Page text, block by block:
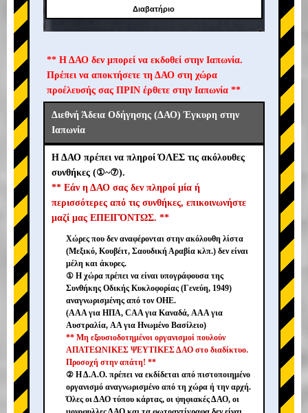
Διαβατήριο
** Η ΔΑΟ δεν μπορεί να εκδοθεί στην Ιαπωνία.
Πρέπει να αποκτήσετε τη ΔΑΟ στη χώρα
προέλευσής σας ΠΡΙΝ έρθετε στην Ιαπωνία **
Διεθνή Άδεια Οδήγησης (ΔΑΟ) Έγκυρη στην
Ιαπωνία
Η ΔΑΟ πρέπει να πληροί ΌΛΕΣ τις ακόλουθες
συνθήκες (①~⑦).
** Εάν η ΔΑΟ σας δεν πληροί μία ή
περισσότερες από τις συνθήκες, επικοινωνήστε
μαζί μας ΕΠΕΙΓΌΝΤΩΣ. **
Χώρες που δεν αναφέρονται στην ακόλουθη λίστα
(Μεξικό, Κουβέιτ, Σαουδική Αραβία κλπ.) δεν είναι
μέλη και άκυρες.
① Η χώρα πρέπει να είναι υπογράφουσα της
Συνθήκης Οδικής Κυκλοφορίας (Γενεύη, 1949)
αναγνωρισμένης από τον ΟΗΕ.
(AAA για ΗΠΑ, CAA για Καναδά, AAA για
Αυστραλία, AA για Ηνωμένο Βασίλειο)
** Μη εξουσιοδοτημένοι οργανισμοί πουλούν
ΑΠΑΤΕΩΝΙΚΕΣ ΨΕΥΤΙΚΕΣ ΔΑΟ στο διαδίκτυο.
Προσοχή στην απάτη! **
② Η Δ.Α.Ο. πρέπει να εκδίδεται από πιστοποιημένο
οργανισμό αναγνωρισμένο από τη χώρα ή την αρχή.
Όλες οι ΔΑΟ τύπου κάρτας, οι ψηφιακές ΔΑΟ, οι